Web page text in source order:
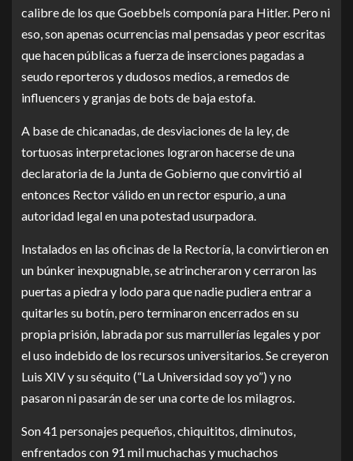
calibre de los que Goebbels componía para Hitler. Pero ni
eso, son apenas ocurrencias mal pensadas y peor escritas
que hacen públicas a fuerza de inserciones pagadas a
seudo reporteros y dudosos medios, a remedos de
influencers y granjas de bots de baja estofa.
A base de chicanadas, de desviaciones de la ley, de
tortuosas interpretaciones lograron hacerse de una
declaratoria de la Junta de Gobierno que convirtió al
entonces Rector válido en un rector espurio, a una
autoridad legal en una potestad usurpadora.
Instalados en las oficinas de la Rectoría, la convirtieron en
un búnker inexpugnable, se atrincheraron y cerraron las
puertas a piedra y lodo para que nadie pudiera entrar a
quitarles su botín, pero terminaron encerrados en su
propia prisión, labrada por sus marrullerías legales y por
el uso indebido de los recursos universitarios. Se creyeron
Luis XIV y su séquito (“La Universidad soy yo”) y no
pasaron ni pasarán de ser una corte de los milagros.
Son 41 personajes pequeños, chiquititos, diminutos,
enfrentados con 91 mil muchachas y muchachos